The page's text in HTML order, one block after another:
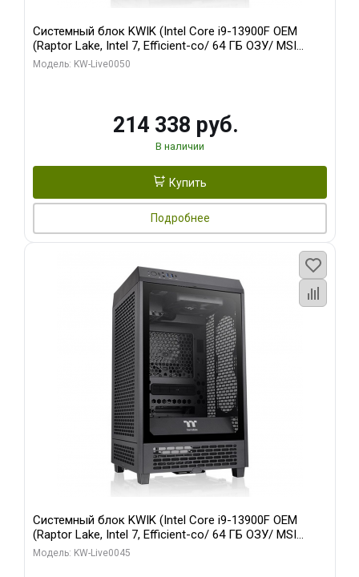
Системный блок KWIK (Intel Core i9-13900F OEM
(Raptor Lake, Intel 7, Efficient-co/ 64 ГБ ОЗУ/ MSI
RTX5060Ti SHADOW 3X OC CLASSIC 8GB GDDR7
Модель: KW-Live0050
214 338 руб.
В наличии
Купить
Подробнее
Системный блок KWIK (Intel Core i9-13900F OEM
(Raptor Lake, Intel 7, Efficient-co/ 64 ГБ ОЗУ/ MSI
RTX5060Ti SHADOW 2X OC PLUS 8GB GDDR7 128bit
Модель: KW-Live0045